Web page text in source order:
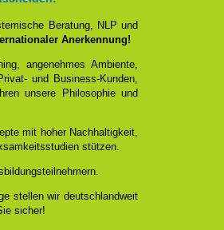
Beratung, NLP und
Anerkennung!
angenehmes Ambiente,
und Business-Kunden,
unsere Philosophie und
mit hoher Nachhaltigkeit,
stützen.
stellen wir deutschlandweit
sicher!